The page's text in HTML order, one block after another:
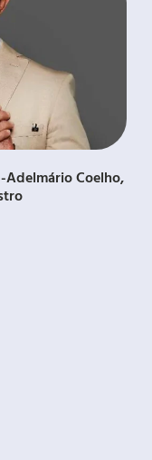
Adelmário Coelho,